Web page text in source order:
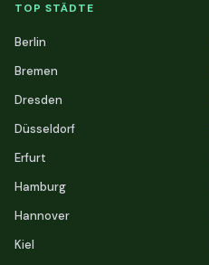
TOP STÄDTE
Berlin
Bremen
Dresden
Düsseldorf
Erfurt
Hamburg
Hannover
Kiel